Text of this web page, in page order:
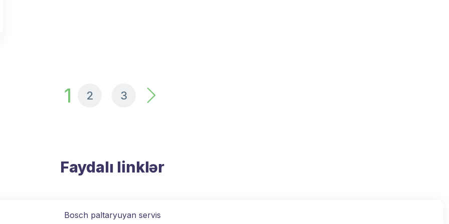
1 2 3
Faydalı linklər
Bosch paltaryuyan servis